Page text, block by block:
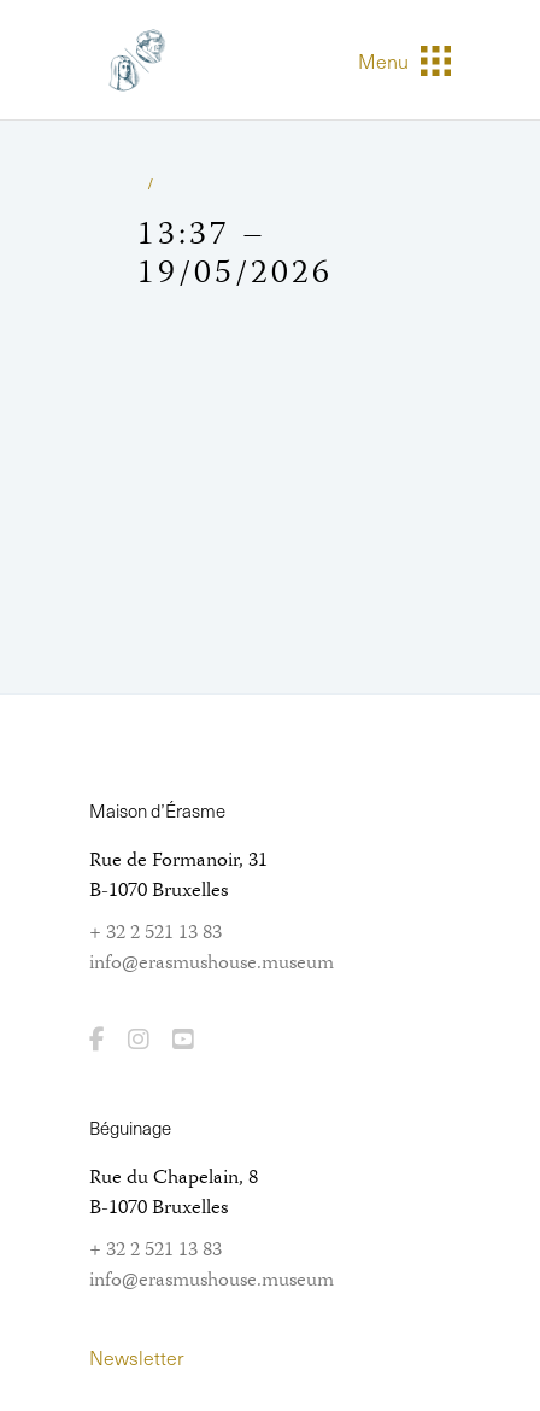
Menu
13:37 –
19/05/2026
Maison d’Érasme
Rue de Formanoir, 31
B-1070 Bruxelles
+ 32 2 521 13 83
info@erasmushouse.museum
Béguinage
Rue du Chapelain, 8
B-1070 Bruxelles
+ 32 2 521 13 83
info@erasmushouse.museum
Newsletter